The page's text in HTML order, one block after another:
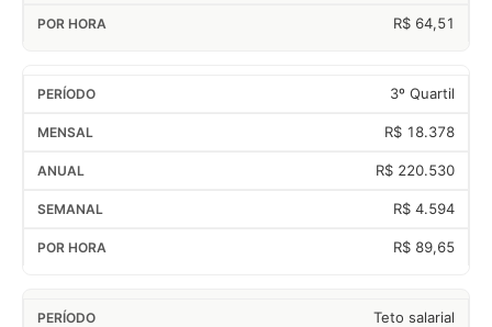
R$ 64,51
3º Quartil
R$ 18.378
R$ 220.530
R$ 4.594
R$ 89,65
Teto salarial